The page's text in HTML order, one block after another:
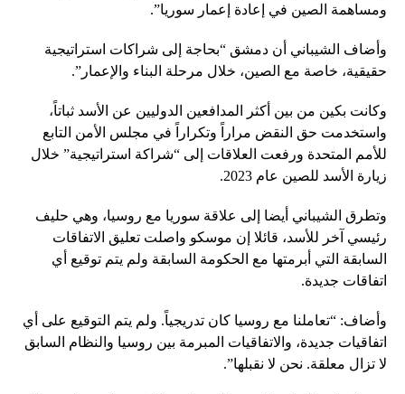
ومساهمة الصين في إعادة إعمار سوريا”.
وأضاف الشيباني أن دمشق “بحاجة إلى شراكات استراتيجية
حقيقية، خاصة مع الصين، خلال مرحلة البناء والإعمار”.
وكانت بكين من بين أكثر المدافعين الدوليين عن الأسد ثباتاً،
واستخدمت حق النقض مراراً وتكراراً في مجلس الأمن التابع
للأمم المتحدة ورفعت العلاقات إلى “شراكة استراتيجية” خلال
زيارة الأسد للصين عام 2023.
وتطرق الشيباني أيضا إلى علاقة سوريا مع روسيا، وهي حليف
رئيسي آخر للأسد، قائلا إن موسكو واصلت تعليق الاتفاقات
السابقة التي أبرمتها مع الحكومة السابقة ولم يتم توقيع أي
اتفاقات جديدة.
وأضاف: “تعاملنا مع روسيا كان تدريجياً. ولم يتم التوقيع على أي
اتفاقيات جديدة، والاتفاقيات المبرمة بين روسيا والنظام السابق
لا تزال معلقة. نحن لا نقبلها”.